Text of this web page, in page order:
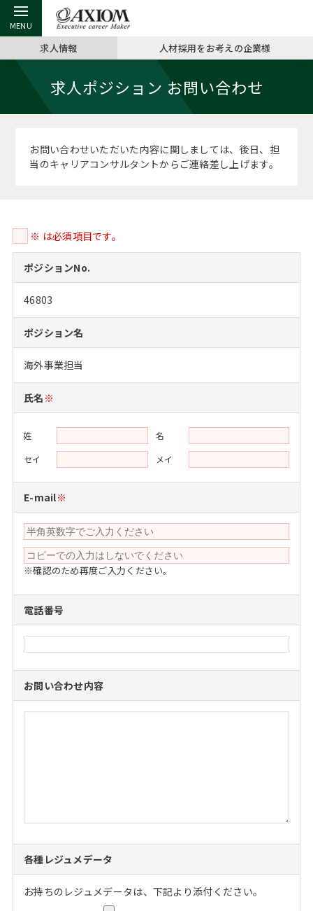
戻る
アクシアムの特長 ミッシ
コンサ
サービス案内
お申し
キャリ
戻る
キャリア支援 TOP
キャリアデザイン講座
（最新求人市場動向）
キャリ
MBAの
おわり
MBAの転職事例
MBAからのFAQ
MBA留学生数の推移
MBA留
日本か
インターン受入企業一覧
MBAを生かす求人特集
年齢と年収の相関図
戻る
転職ツール TOP
英文レジュメの書き方
英文レ
パワー
よくある面接Q&A集
外資系／面接攻略のコツ
戻る
転職コラム TOP
“展”職相談室
転職成功への4つの鍵
キャリアに効く一冊
注目企業インタビュー
戻る
イベント・セミナー TOP
ジョブフェア
キャリアフォーラム
プロ経営者の特別セミナー
Career Talk Live
戻る
会社概要 TOP
沿革
採用情報
パブリシティ
ニュースリリース
求人情報 人材採用をお考えの企業様
求人ポジション お問い合わせ
お問い合わせいただいた内容に関しましては、後日、担
当のキャリアコンサルタントからご連絡差し上げます。
※ は必須項目です。
ポジションNo.
46803
ポジション名
海外事業担当
氏名 ※
姓
名
セイ
メイ
E-mail※
※確認のため再度ご入力ください。
電話番号
お問い合わせ内容
各種レジュメデータ
お持ちのレジュメデータは、下記より添付ください。